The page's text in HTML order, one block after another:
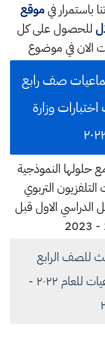
باستمرار فيموقع
للحصول على كل
الان في موضوع
صف رابع
وزارة
حلولها النموذجية
التربوي
الدراسي الاول قبل
للصف الرابع
الابتدائي مادة الاجتماعيات للعام ٢٠٢٢ -